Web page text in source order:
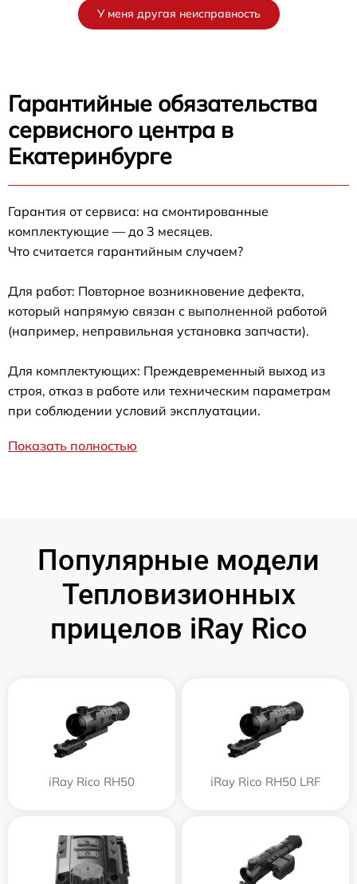
У меня другая неисправность
Гарантийные обязательства
сервисного центра в
Екатеринбурге
Гарантия от сервиса: на смонтированные
комплектующие — до 3 месяцев.
Что считается гарантийным случаем?
Для работ: Повторное возникновение дефекта,
который напрямую связан с выполненной работой
(например, неправильная установка запчасти).
Для комплектующих: Преждевременный выход из
строя, отказ в работе или техническим параметрам
при соблюдении условий эксплуатации.
Показать полностью
Популярные модели
Тепловизионных
прицелов iRay Rico
iRay Rico RH50 iRay Rico RH50 LRF